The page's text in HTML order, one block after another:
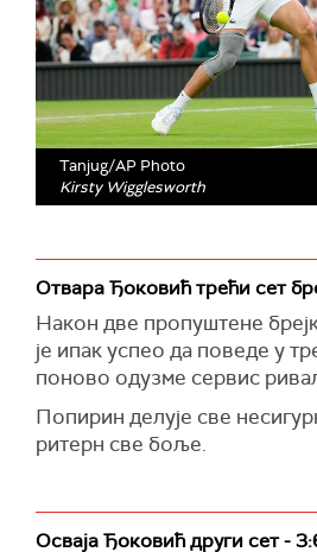
Tanjug/AP Photo
Kirsty Wigglesworth
Отвара Ђоковић трећи сет
Након две пропуштене
је ипак успео да поведе у
поново одузме сервис
Попирин делује све
ритерн све боље.
Осваја Ђоковић други сет -